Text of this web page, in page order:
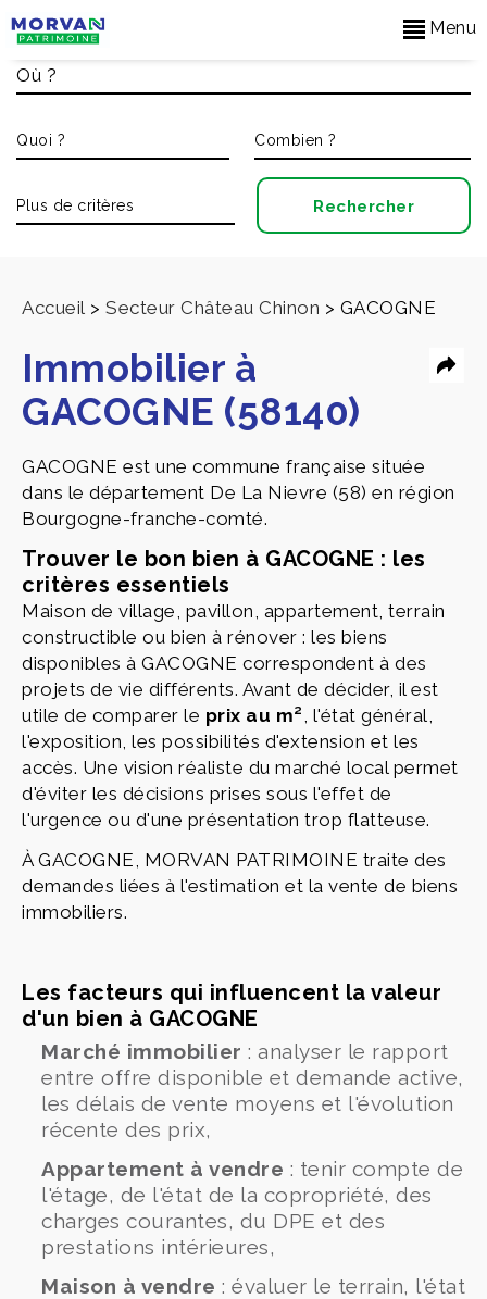
Menu
Accueil > Secteur Château Chinon > GACOGNE
Immobilier à
GACOGNE (58140)
GACOGNE est une commune française située
dans le département De La Nievre (58) en région
Bourgogne-franche-comté.
Trouver le bon bien à GACOGNE : les
critères essentiels
Maison de village, pavillon, appartement, terrain
constructible ou bien à rénover : les biens
disponibles à GACOGNE correspondent à des
projets de vie différents. Avant de décider, il est
utile de comparer le prix au m², l'état général,
l'exposition, les possibilités d'extension et les
accès. Une vision réaliste du marché local permet
d'éviter les décisions prises sous l'effet de
l'urgence ou d'une présentation trop flatteuse.
À GACOGNE, MORVAN PATRIMOINE traite des
demandes liées à l'estimation et la vente de biens
immobiliers.
Les facteurs qui influencent la valeur
d'un bien à GACOGNE
Marché immobilier : analyser le rapport
entre offre disponible et demande active,
les délais de vente moyens et l'évolution
récente des prix,
Appartement à vendre : tenir compte de
l'étage, de l'état de la copropriété, des
charges courantes, du DPE et des
prestations intérieures,
Maison à vendre : évaluer le terrain, l'état